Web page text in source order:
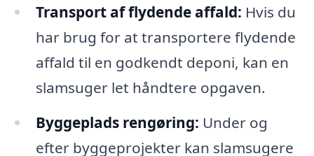
Transport af flydende affald: Hvis du
har brug for at transportere flydende
affald til en godkendt deponi, kan en
slamsuger let håndtere opgaven.
Byggeplads rengøring: Under og
efter byggeprojekter kan slamsugere